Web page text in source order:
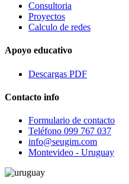
Consultoria
Proyectos
Calculo de redes
Apoyo educativo
Descargas PDF
Contacto info
Formulario de contacto
Teléfono 099 767 037
info@seugim.com
Montevideo - Uruguay